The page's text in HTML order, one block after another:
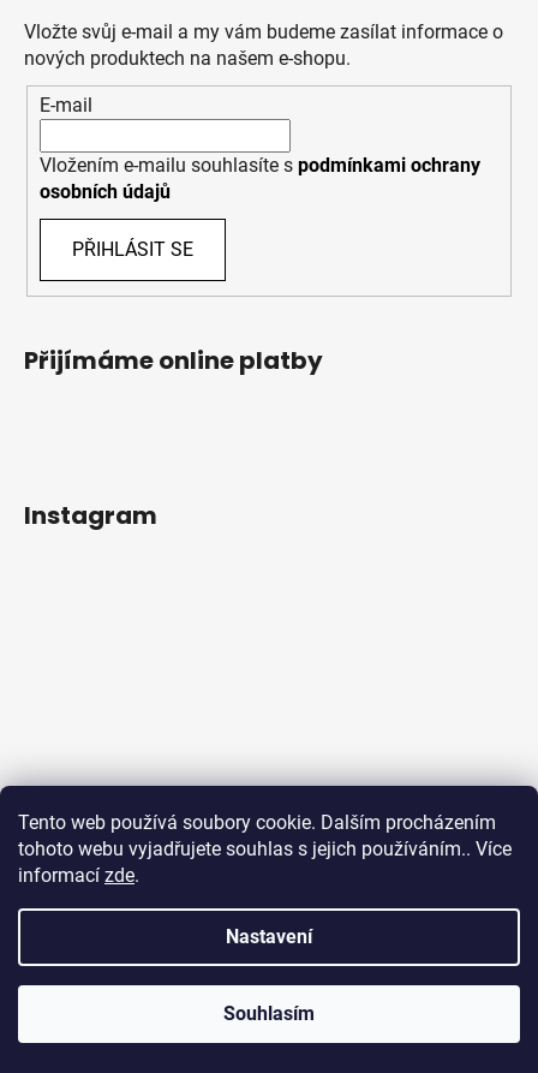
Tento web používá soubory cookie. Dalším procházením
tohoto webu vyjadřujete souhlas s jejich používáním.. Více
informací zde.
Nastavení
Souhlasím
Vložte svůj e-mail a my vám budeme zasílat informace o
nových produktech na našem e-shopu.
E-mail
Vložením e-mailu souhlasíte s podmínkami ochrany
osobních údajů
PŘIHLÁSIT SE
Přijímáme online platby
Instagram